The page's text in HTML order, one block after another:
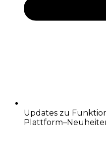
Updates zu